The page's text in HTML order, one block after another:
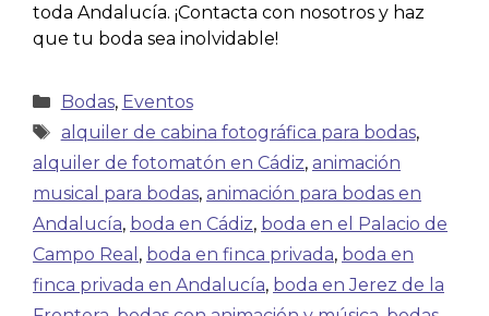
toda Andalucía. ¡Contacta con nosotros y haz
que tu boda sea inolvidable!
Bodas, Eventos
alquiler de cabina fotográfica para bodas,
alquiler de fotomatón en Cádiz, animación
musical para bodas, animación para bodas en
Andalucía, boda en Cádiz, boda en el Palacio de
Campo Real , boda en finca privada, boda en
finca privada en Andalucía, boda en Jerez de la